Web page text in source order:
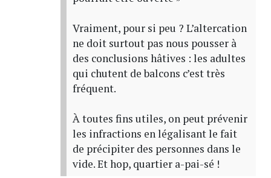
Vraiment, pour si peu ? L’altercation
ne doit surtout pas nous pousser à
des conclusions hâtives : les adultes
qui chutent de balcons c’est très
fréquent.
À toutes fins utiles, on peut prévenir
les infractions en légalisant le fait
de précipiter des personnes dans le
vide. Et hop, quartier a-pai-sé !